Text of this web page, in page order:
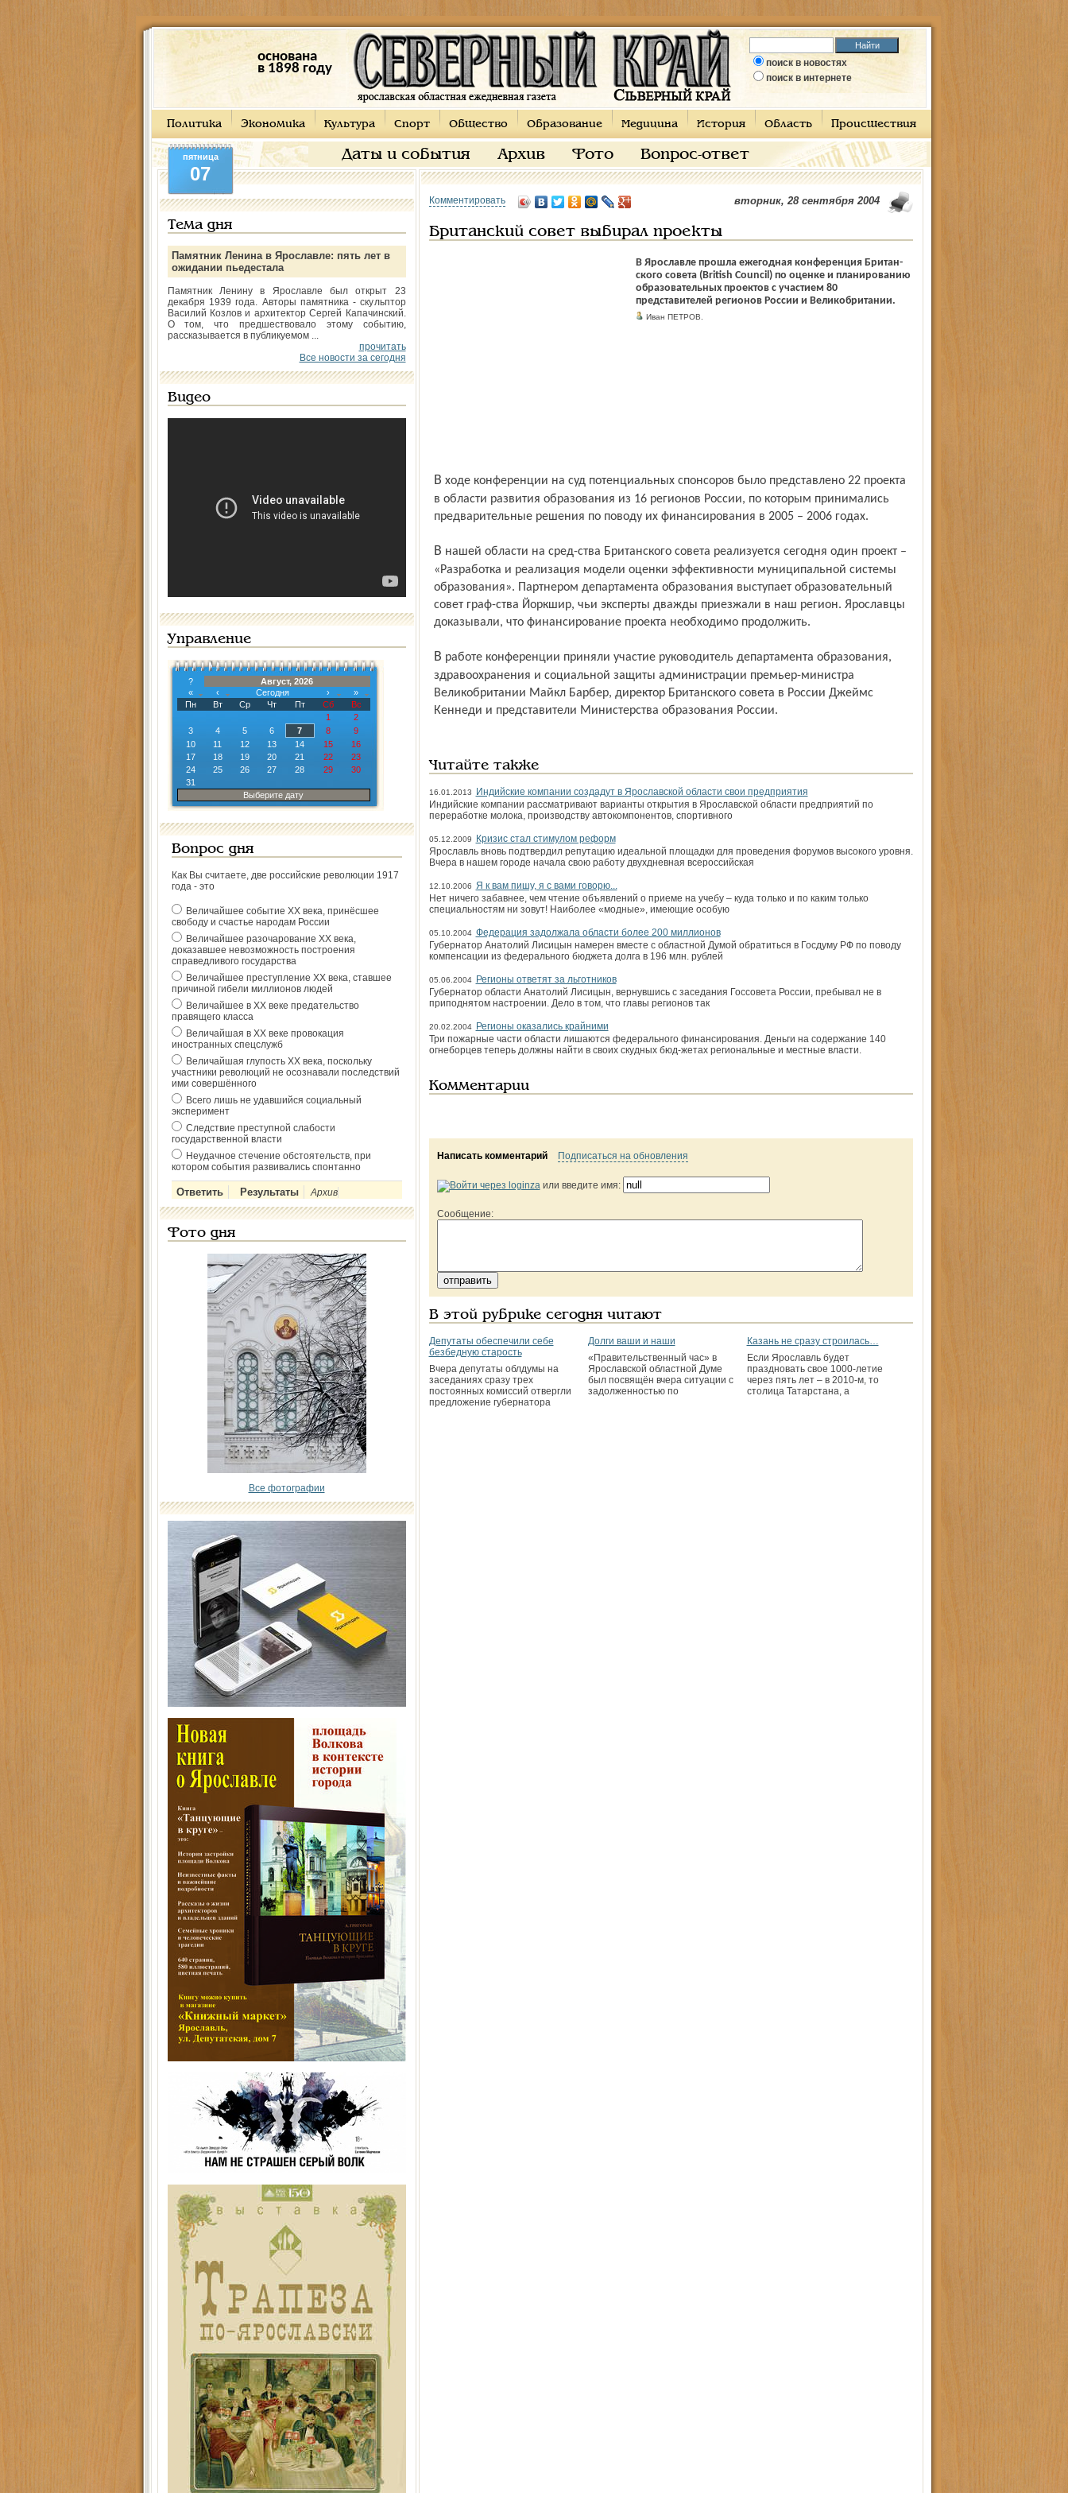
основана
в 1898 году
поиск в новостях
поиск в интернете
Политика Экономика Культура Спорт Общество Образование Медицина История Область Происшествия
Даты и события Архив Фото Вопрос-ответ
пятница
07
Тема дня
Памятник Ленина в Ярославле: пять лет в
ожидании пьедестала
Памятник Ленину в Ярославле был открыт 23
декабря 1939 года. Авторы памятника - скульптор
Василий Козлов и архитектор Сергей Капачинский.
О том, что предшествовало этому событию,
рассказывается в публикуемом ...
прочитать
Все новости за сегодня
Видео
Управление
?
Август, 2026
«
‹ Сегодня ›
»
Пн
Вт Ср Чт Пт Сб
Вс
1
2
3
4 5 6 7 8
9
10
11 12 13 14 15
16
17
18 19 20 21 22
23
24
25 26 27 28 29
30
31
Выберите дату
Вопрос дня
Как Вы считаете, две российские революции 1917
года - это
Величайшее событие ХХ века, принёсшее
свободу и счастье народам России
Величайшее разочарование ХХ века,
доказавшее невозможность построения
справедливого государства
Величайшее преступление ХХ века, ставшее
причиной гибели миллионов людей
Величайшее в ХХ веке предательство
правящего класса
Величайшая в ХХ веке провокация
иностранных спецслужб
Величайшая глупость ХХ века, поскольку
участники революций не осознавали последствий
ими совершённого
Всего лишь не удавшийся социальный
эксперимент
Следствие преступной слабости
государственной власти
Неудачное стечение обстоятельств, при
котором события развивались спонтанно
Архив
Фото дня
Все фотографии
Комментировать вторник, 28 сентября 2004
Британский совет выбирал проекты
В Ярославле прошла ежегодная конференция Британ-
ского совета (British Council) по оценке и планированию
образовательных проектов с участием 80
представителей регионов России и Великобритании.
Иван ПЕТРОВ.
В ходе конференции на суд потенциальных спонсоров было представлено 22 проекта
в области развития образования из 16 регионов России, по которым принимались
предварительные решения по поводу их финансирования в 2005 – 2006 годах.
В нашей области на сред-ства Британского совета реализуется сегодня один проект –
«Разработка и реализация модели оценки эффективности муниципальной системы
образования». Партнером департамента образования выступает образовательный
совет граф-ства Йоркшир, чьи эксперты дважды приезжали в наш регион. Ярославцы
доказывали, что финансирование проекта необходимо продолжить.
В работе конференции приняли участие руководитель департамента образования,
здравоохранения и социальной защиты администрации премьер-министра
Великобритании Майкл Барбер, директор Британского совета в России Джеймс
Кеннеди и представители Министерства образования России.
Читайте также
16.01.2013
Индийские компании создадут в Ярославской области свои предприятия
Индийские компании рассматривают варианты открытия в Ярославской области предприятий по
переработке молока, производству автокомпонентов, спортивного
05.12.2009
Кризис стал стимулом реформ
Ярославль вновь подтвердил репутацию идеальной площадки для проведения форумов высокого уровня.
Вчера в нашем городе начала свою работу двухдневная всероссий­ская
12.10.2006 Я к вам пишу, я с вами говорю...
Нет ничего забавнее, чем чтение объявлений о приеме на учебу – куда только и по каким только
специальностям ни зовут! Наиболее «модные», имеющие особую
05.10.2004 Федерация задолжала области более 200 миллионов
Губернатор Анатолий Лисицын намерен вместе с областной Думой обратиться в Госдуму РФ по поводу
компенсации из федерального бюджета долга в 196 млн. рублей
05.06.2004
Регионы ответят за льготников
Губернатор области Анатолий Лисицын, вернувшись с заседания Госсовета России, пребывал не в
приподнятом настроении. Дело в том, что главы регионов так
20.02.2004
Регионы оказались крайними
Три пожарные части области лишаются федерального финансирования. Деньги на содержание 140
огнеборцев теперь должны найти в своих скудных бюд-жетах региональные и местные власти.
Комментарии
Написать комментарий Подписаться на обновления
или введите имя:
Сообщение:
В этой рубрике сегодня читают
Депутаты обеспечили себе
безбедную старость
Вчера депутаты облдумы на
заседаниях сразу трех
постоянных комиссий отвергли
предложение губернатора
Долги ваши и наши
«Правительственный час» в
Ярославской областной Думе
был посвящён вчера ситуации с
задолженностью по
Казань не сразу строилась…
Если Ярославль будет
праздновать свое 1000-летие
через пять лет – в 2010-м, то
столица Татарстана, а